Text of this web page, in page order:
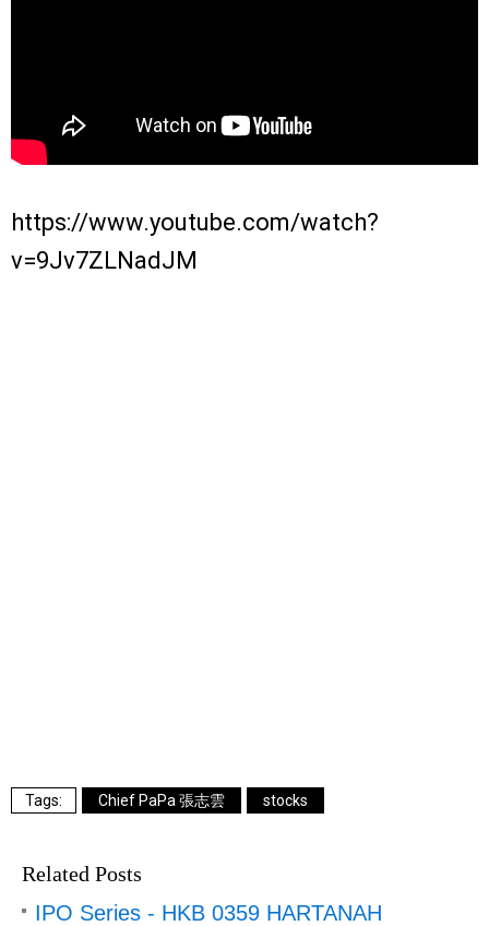
https://www.youtube.com/watch?
v=9Jv7ZLNadJM
Chief PaPa 張志雲 stocks
Related Posts
IPO Series - HKB 0359 HARTANAH